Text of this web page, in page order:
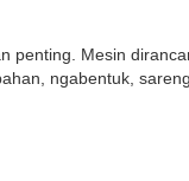
penting. Mesin
ngabentuk,